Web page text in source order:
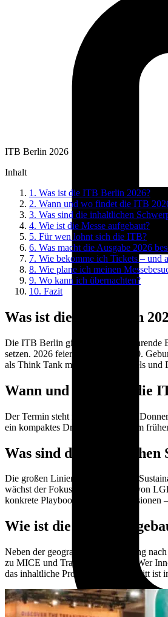
ITB Berlin 2026
Inhalt
1. Was ist die ITB Berlin 2026?
2. Wann und wo findet die ITB
3. Was sind die inhaltlichen
4. Wie ist die Messe aufgebaut?
5. Für wen lohnt sich die ITB?
6. Was macht die Ausgabe 2026
7. Wie bekomme ich Tickets – und
8. Wie plane ich meinen
9. Wo kann ich übernachten?
10. Fazit
Was ist die ITB Berlin
Die ITB Berlin gilt als weltweit führende
setzen. 2026 feiert die ITB ihren 60.
als Think Tank mit Keynotes, Panels und
Wann und wo findet die
Der Termin steht fest: Dienstag bis
ein kompaktes Drei-Tage-Format im
Was sind die inhaltlichen
Die großen Linien bleiben gesetzt:
wächst der Fokus auf Diversität – von
konkrete Playbooks statt bloßer Visionen
Wie ist die Messe
Neben der geografischen Gliederung
zu MICE und Travel Technology. Wer
das inhaltliche Programm – der Zutritt ist